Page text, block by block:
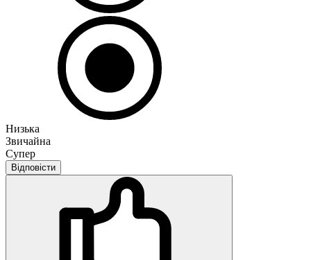
Низька
Звичайна
Супер
Відповісти